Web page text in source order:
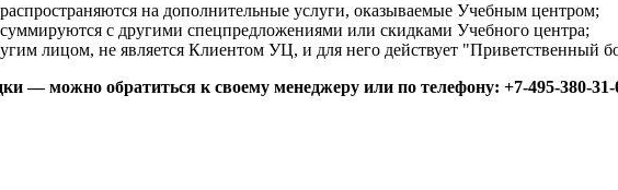
на дополнительные услуги, оказываемые Учебным центром;
с другими спецпредложениями или скидками Учебного центра;
лицом, не является Клиентом УЦ, и для него действует "Приветственный
— можно обратиться к своему менеджеру или по телефону: +7-495-380-31-